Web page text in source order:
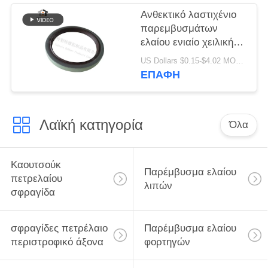
εσωτερικό
περιστροφικό
παρέμβυσμα ελαίου
Ανθεκτικό λαστιχένιο
παρεμβυσμάτων
ελαίου ενιαίο χειλικής
φυματίωσης τύπων
ποιοτικό υλικό
US Dollars $0.15-$4.02 MOQ:20pcs
ΕΠΑΦΉ
Λαϊκή κατηγορία Όλα
Καουτσούκ
πετρελαίου
σφραγίδα
Παρέμβυσμα ελαίου
λιπών
σφραγίδες πετρέλαιο
περιστροφικό άξονα
Παρέμβυσμα ελαίου
φορτηγών